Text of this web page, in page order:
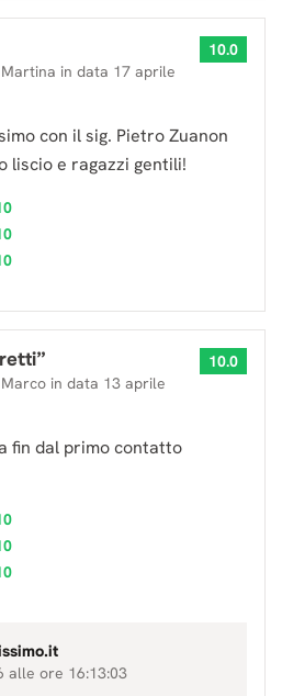
Martina in data 17 aprile
10.0
con il sig. Pietro Zuanon
liscio e ragazzi gentili!
”
Marco in data 13 aprile
10.0
fin dal primo contatto
alle ore 16:13:03